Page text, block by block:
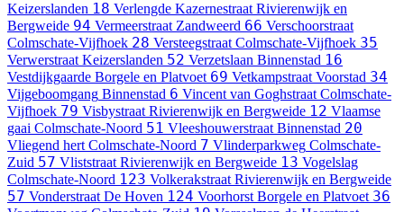
Keizerslanden 18 Verlengde Kazernestraat Rivierenwijk en
Bergweide 94 Vermeerstraat Zandweerd 66 Verschoorstraat
Colmschate-Vijfhoek 28 Versteegstraat Colmschate-Vijfhoek 35
Verwerstraat Keizerslanden 52 Verzetslaan Binnenstad 16
Vestdijkgaarde Borgele en Platvoet 69 Vetkampstraat Voorstad 34
Vijgeboomgang Binnenstad 6 Vincent van Goghstraat Colmschate-
Vijfhoek 79 Visbystraat Rivierenwijk en Bergweide 12 Vlaamse
gaai Colmschate-Noord 51 Vleeshouwerstraat Binnenstad 20
Vliegend hert Colmschate-Noord 7 Vlinderparkweg Colmschate-
Zuid 57 Vliststraat Rivierenwijk en Bergweide 13 Vogelslag
Colmschate-Noord 123 Volkerakstraat Rivierenwijk en Bergweide
57 Vonderstraat De Hoven 124 Voorhorst Borgele en Platvoet 36